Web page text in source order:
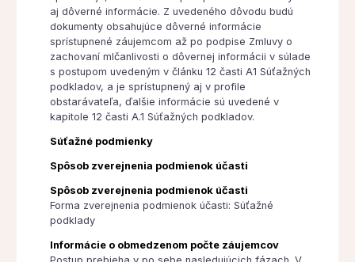
aj dôverné informácie. Z uvedeného dôvodu budú
dokumenty obsahujúce dôverné informácie
sprístupnené záujemcom až po podpise Zmluvy o
zachovaní mlčanlivosti o dôvernej informácii v súlade
s postupom uvedeným v článku 12 časti A1 Súťažných
podkladov, a je sprístupnený aj v profile
obstarávateľa, ďalšie informácie sú uvedené v
kapitole 12 časti A.1 Súťažných podkladov.
Súťažné podmienky
Spôsob zverejnenia podmienok účasti
Spôsob zverejnenia podmienok účasti
Forma zverejnenia podmienok účasti: Súťažné
podklady
Informácie o obmedzenom počte záujemcov